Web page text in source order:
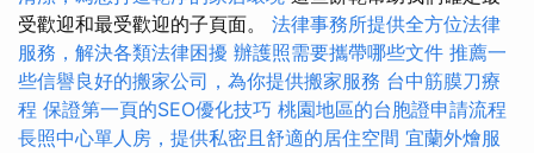
受歡迎和最受歡迎的子頁面。 法律事務所提供全方位法律
服務，解決各類法律困擾 辦護照需要攜帶哪些文件 推薦一
些信譽良好的搬家公司，為你提供搬家服務 台中筋膜刀療
程 保證第一頁的SEO優化技巧 桃園地區的台胞證申請流程
長照中心單人房，提供私密且舒適的居住空間 宜蘭外燴服